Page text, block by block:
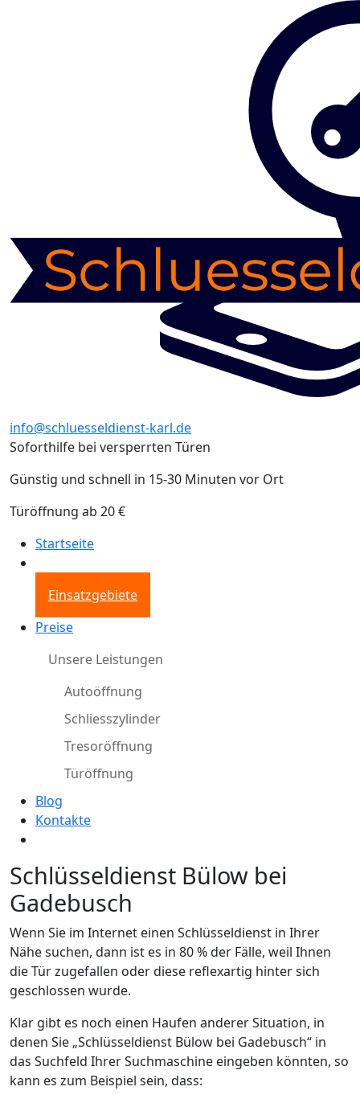
info@schluesseldienst-karl.de
Soforthilfe bei versperrten Türen
Günstig und schnell in 15-30 Minuten vor Ort
Türöffnung ab 20 €
Startseite
Einsatzgebiete
Preise
Unsere Leistungen
Autoöffnung
Schliesszylinder
Tresoröffnung
Türöffnung
Blog
Kontakte
Schlüsseldienst Bülow bei
Gadebusch
Wenn Sie im Internet einen Schlüsseldienst in Ihrer
Nähe suchen, dann ist es in 80 % der Fälle, weil Ihnen
die Tür zugefallen oder diese reflexartig hinter sich
geschlossen wurde.
Klar gibt es noch einen Haufen anderer Situation, in
denen Sie „Schlüsseldienst Bülow bei Gadebusch“ in
das Suchfeld Ihrer Suchmaschine eingeben könnten, so
kann es zum Beispiel sein, dass: